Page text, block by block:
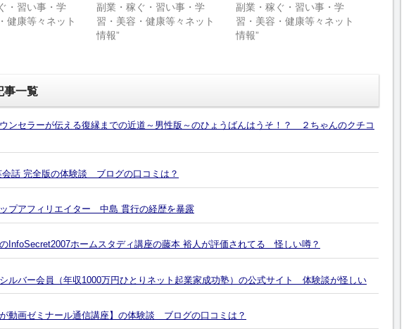
・習い事・学
健康等々ネット
副業・稼ぐ・習い事・学
習・美容・健康等々ネット
情報”
副業・稼ぐ・習い事・学
習・美容・健康等々ネット
情報”
事一覧
ンセラーが伝える復縁までの近道～男性版～のひょうばんはうそ！？ ２ちゃんのクチコ
会話 完全版の体験談 ブログの口コミは？
プアフィリエイター 中島 貫行の経歴を暴露
InfoSecret2007ホームスタディ講座の藤本 裕人が評価されてる 怪しい噂？
ルバー会員（年収1000万円ひとりネット起業家成功塾）の公式サイト 体験談が怪しい
が動画ゼミナール通信講座】の体験談 ブログの口コミは？